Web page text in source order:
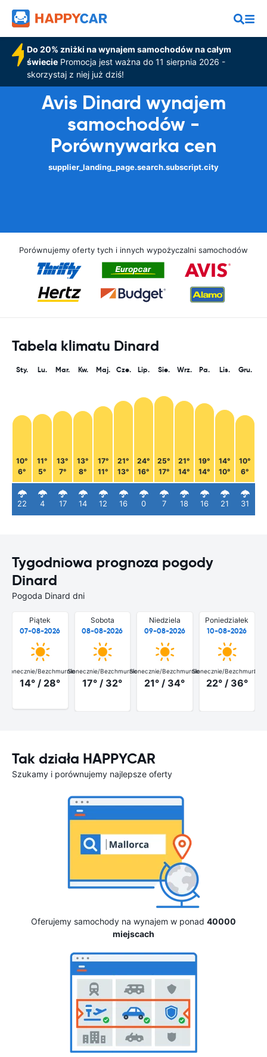
Do 20% zniżki na wynajem samochodów na całym
świeciePromocja jest ważna do 11 sierpnia 2026 -
skorzystaj z niej już dziś!
Avis Dinard wynajem
samochodów -
Porównywarka cen
supplier_landing_page.search.subscript.city
Porównujemy oferty tych i innych wypożyczalni samochodów
Tabela klimatu Dinard
Sty.
10°
6°
22
Lu.
11°
5°
4
Mar.
13°
7°
17
Kw.
13°
8°
14
Maj.
17°
11°
12
Cze.
21°
13°
16
Lip.
24°
16°
0
Sie.
25°
17°
7
Wrz.
21°
14°
18
Pa.
19°
14°
16
Lis.
14°
10°
21
Gru.
10°
6°
31
Tygodniowa prognoza pogody
Dinard
Pogoda Dinard dni
Piątek
07-08-2026
Słonecznie/Bezchmurnie
14° / 28°
Sobota
08-08-2026
Słonecznie/Bezchmurnie
17° / 32°
Niedziela
09-08-2026
Słonecznie/Bezchmurnie
21° / 34°
Poniedziałek
10-08-2026
Słonecznie/Bezchmurnie
22° / 36°
Tak działa HAPPYCAR
Szukamy i porównujemy najlepsze oferty
Oferujemy samochody na wynajem w ponad 40000
miejscach